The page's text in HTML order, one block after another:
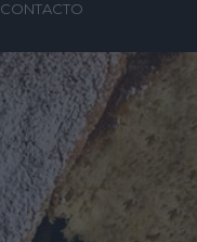
CONTACTO